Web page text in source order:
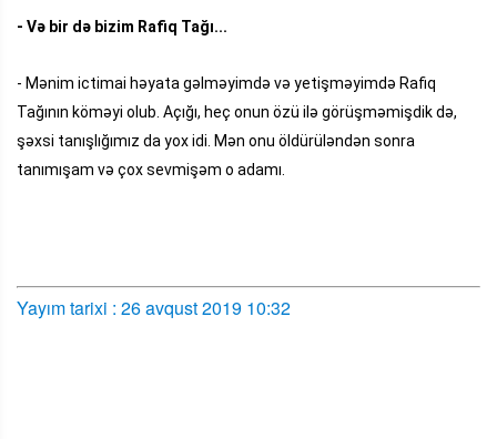
- Və bir də bizim Rafiq Tağı...
- Mənim ictimai həyata gəlməyimdə və yetişməyimdə Rafiq
Tağının köməyi olub. Açığı, heç onun özü ilə görüşməmişdik də,
şəxsi tanışlığımız da yox idi. Mən onu öldürüləndən sonra
tanımışam və çox sevmişəm o adamı.
Yayım tarixi : 26 avqust 2019 10:32